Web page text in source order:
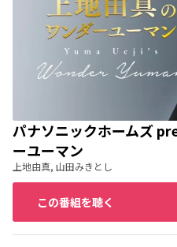
パナソニックホームズ
ーユーマン
上地由真, 山田みきとし
この番組を聴く